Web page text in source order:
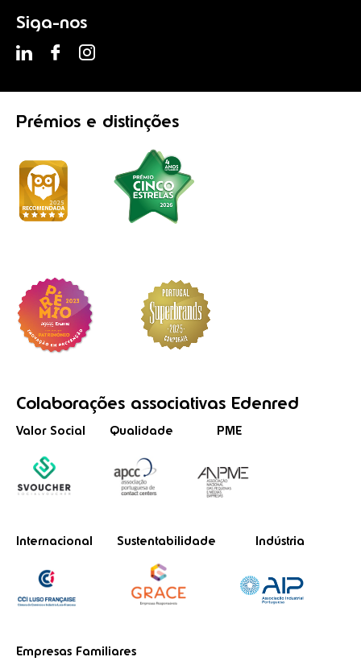
Siga-nos
Prémios e distinções
Colaborações associativas Edenred
Valor Social Qualidade PME
Internacional Sustentabilidade Indústria
Empresas Familiares